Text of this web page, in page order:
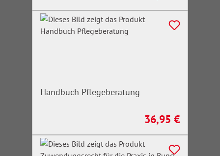
Handbuch Pflegeberatung
Regulärer Preis:
36,95 €